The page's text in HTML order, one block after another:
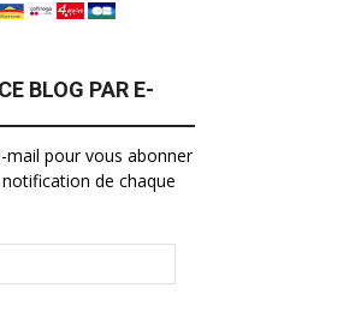
BLOG PAR E-
mail pour vous abonner
de chaque